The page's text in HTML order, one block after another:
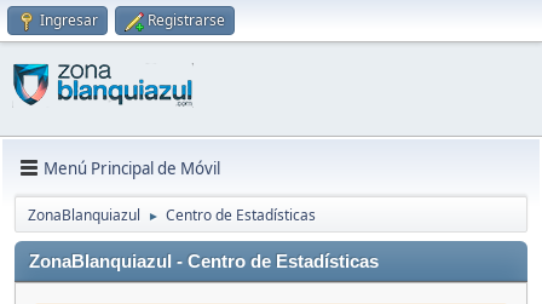
Ingresar Registrarse
Menú Principal de Móvil
ZonaBlanquiazul ► Centro de Estadísticas
ZonaBlanquiazul - Centro de Estadísticas